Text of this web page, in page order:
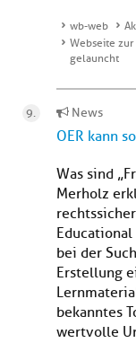
wb-web
Webseite zur
gelauncht
News
OER kann
Was sind
Merholz
Educational
bei der
Erstellung
bekanntes
wertvolle